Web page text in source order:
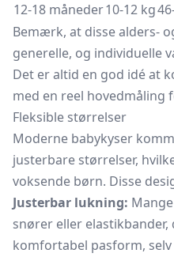
12-18 måneder10-12 kg
Bemærk, at disse alders-
generelle, og individuelle
Det er altid en god idé at
med en reel hovedmåling
Fleksible størrelser
Moderne babykyser
justerbare størrelser,
voksende børn. Disse
Justerbar lukning:
snører eller
komfortabel pasform,